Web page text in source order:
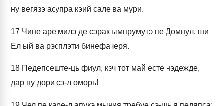
ну вегязэ асупра кэий сале ва мури.
17 Чине аре милэ де сэрак ымпрумутэ пе Домнул, ши
Ел ый ва рэсплэти бинефачеря.
18 Педепсеште-ць фиул, кэч тот май есте нэдежде,
дар ну дори сэ-л оморь!